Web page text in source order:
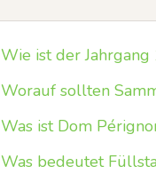
Wie ist der
Worauf sollten
Was ist Dom
Was bedeutet